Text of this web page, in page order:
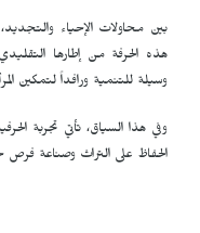
بين محاولات الإحياء
هذه الحرفة من إطارها
وسيلة للتنمية ورافداً لتمكين
وفي هذا السياق، تأتي تجربة
الحفاظ على التراث وصناعة